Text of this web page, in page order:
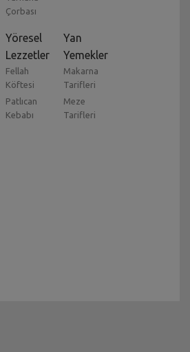
Çorbası
Yöresel
Lezzetler
Fellah
Köftesi
Patlıcan
Kebabı
Yan
Yemekler
Makarna
Tarifleri
Meze
Tarifleri